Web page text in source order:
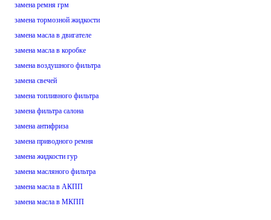
замена ремня грм
замена тормозной жидкости
замена масла в двигателе
замена масла в коробке
замена воздушного фильтра
замена свечей
замена топливного фильтра
замена фильтра салона
замена антифриза
замена приводного ремня
замена жидкости гур
замена масляного фильтра
замена масла в АКПП
замена масла в МКПП